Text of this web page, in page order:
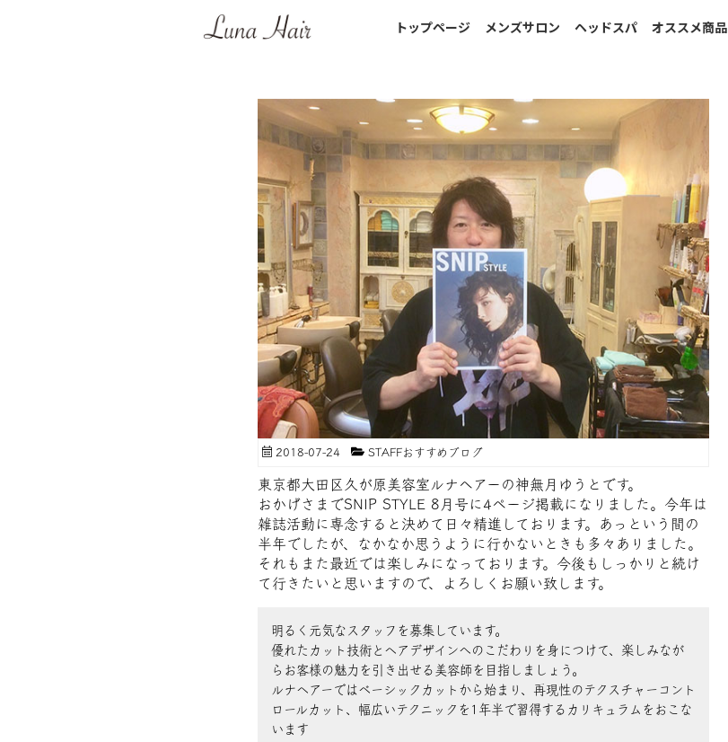
トップページ メンズサロン ヘッドスパ オススメ商品
2018-07-24 STAFFおすすめブログ
東京都大田区久が原美容室ルナヘアーの神無月ゆうとです。
おかげさまでSNIP STYLE 8月号に4ページ掲載になりました。今年は
雑誌活動に専念すると決めて日々精進しております。あっという間の
半年でしたが、なかなか思うように行かないときも多々ありました。
それもまた最近では楽しみになっております。今後もしっかりと続け
て行きたいと思いますので、よろしくお願い致します。
明るく元気なスタッフを募集しています。
優れたカット技術とヘアデザインへのこだわりを身につけて、楽しみなが
らお客様の魅力を引き出せる美容師を目指しましょう。
ルナヘアーではベーシックカットから始まり、再現性のテクスチャーコント
ロールカット、幅広いテクニックを1年半で習得するカリキュラムをおこな
います